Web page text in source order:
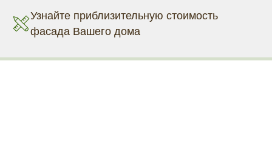
Узнайте приблизительную стоимость
фасада Вашего дома